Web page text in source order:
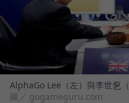
AlphaGo Lee（左）與李世乭
圖／ gogameguru.com